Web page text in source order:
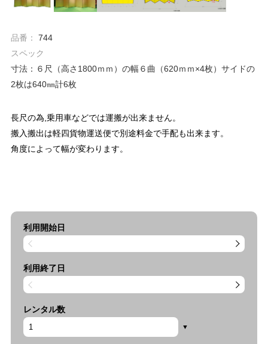
品番：
744
スペック
寸法：６尺（高さ1800ｍｍ）の幅６曲（620ｍｍ×4枚）サイドの
2枚は640㎜計6枚
長尺の為,乗用車などでは運搬が出来ません。
搬入搬出は軽四貨物運送便で別途料金で手配も出来ます。
角度によって幅が変わります。
利用開始日
利用終了日
レンタル数